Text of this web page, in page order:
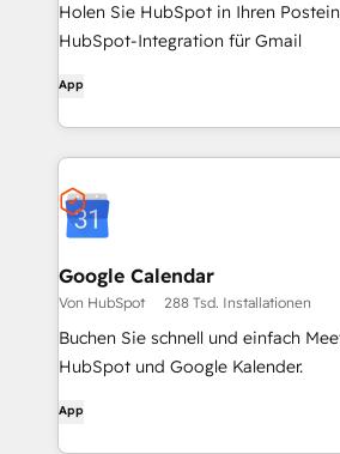
Holen Sie HubSpot in Ihren
HubSpot-Integration für Gmail
App
Google Calendar
Von HubSpot 288 Tsd. Installationen
Buchen Sie schnell und einfach
HubSpot und Google Kalender.
App